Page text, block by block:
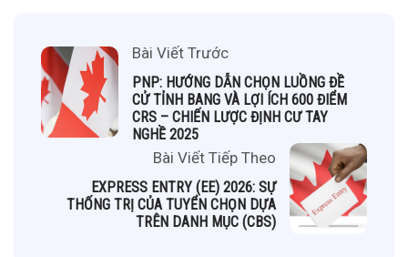
Bài Viết Trước
PNP: HƯỚNG DẪN CHỌN LUỒNG ĐỀ
CỬ TỈNH BANG VÀ LỢI ÍCH 600 ĐIỂM
CRS – CHIẾN LƯỢC ĐỊNH CƯ TAY
NGHỀ 2025
Bài Viết Tiếp Theo
EXPRESS ENTRY (EE) 2026: SỰ
THỐNG TRỊ CỦA TUYỂN CHỌN DỰA
TRÊN DANH MỤC (CBS)